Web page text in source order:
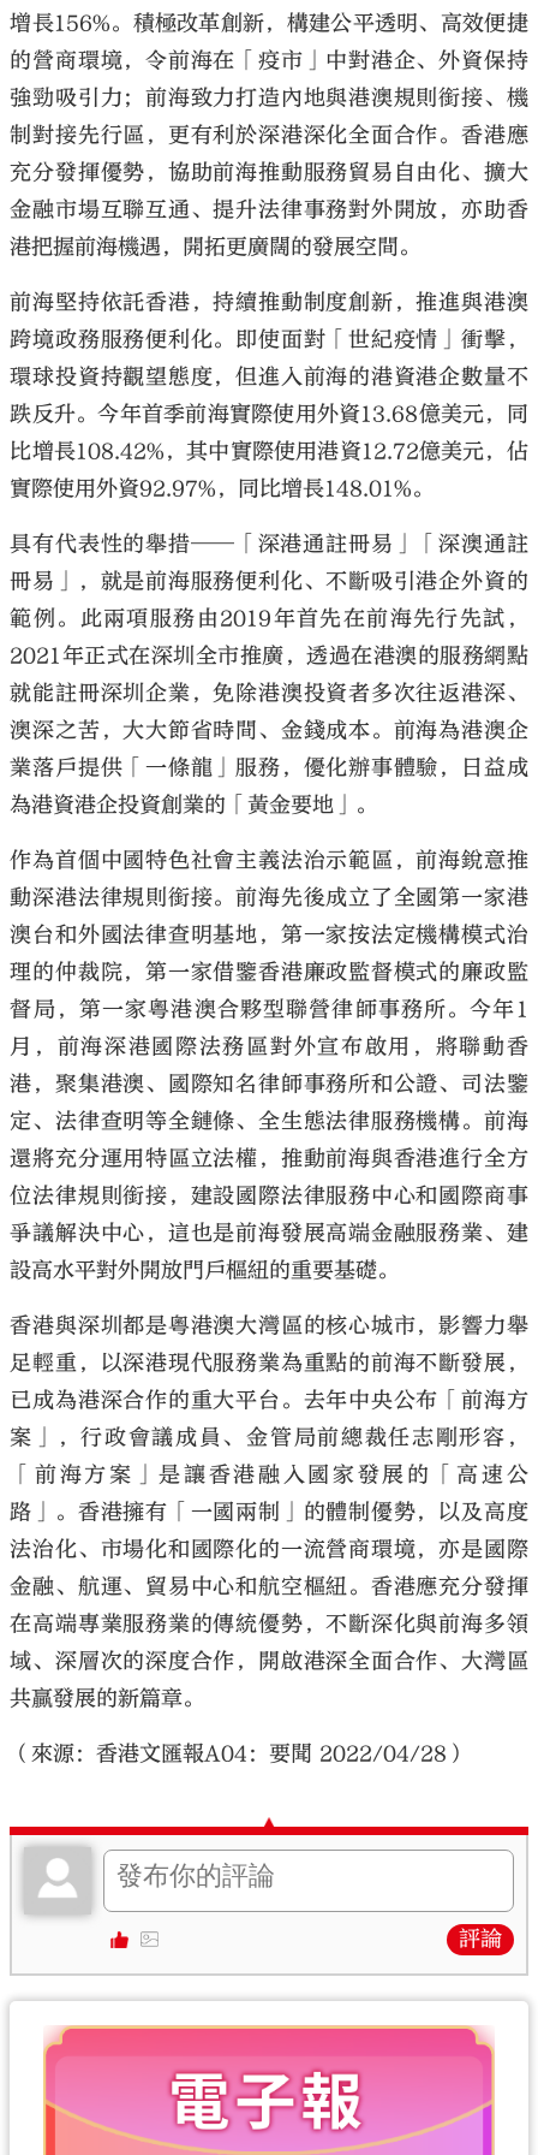
增長156%。積極改革創新，構建公平透明、高效便捷
的營商環境，令前海在「疫市」中對港企、外資保持
強勁吸引力；前海致力打造內地與港澳規則銜接、機
制對接先行區，更有利於深港深化全面合作。香港應
充分發揮優勢，協助前海推動服務貿易自由化、擴大
金融市場互聯互通、提升法律事務對外開放，亦助香
港把握前海機遇，開拓更廣闊的發展空間。
前海堅持依託香港，持續推動制度創新，推進與港澳
跨境政務服務便利化。即使面對「世紀疫情」衝擊，
環球投資持觀望態度，但進入前海的港資港企數量不
跌反升。今年首季前海實際使用外資13.68億美元，同
比增長108.42%，其中實際使用港資12.72億美元，佔
實際使用外資92.97%，同比增長148.01%。
具有代表性的舉措──「深港通註冊易」「深澳通註
冊易」，就是前海服務便利化、不斷吸引港企外資的
範例。此兩項服務由2019年首先在前海先行先試，
2021年正式在深圳全市推廣，透過在港澳的服務網點
就能註冊深圳企業，免除港澳投資者多次往返港深、
澳深之苦，大大節省時間、金錢成本。前海為港澳企
業落戶提供「一條龍」服務，優化辦事體驗，日益成
為港資港企投資創業的「黃金要地」。
作為首個中國特色社會主義法治示範區，前海銳意推
動深港法律規則銜接。前海先後成立了全國第一家港
澳台和外國法律查明基地，第一家按法定機構模式治
理的仲裁院，第一家借鑒香港廉政監督模式的廉政監
督局，第一家粵港澳合夥型聯營律師事務所。今年1
月，前海深港國際法務區對外宣布啟用，將聯動香
港，聚集港澳、國際知名律師事務所和公證、司法鑒
定、法律查明等全鏈條、全生態法律服務機構。前海
還將充分運用特區立法權，推動前海與香港進行全方
位法律規則銜接，建設國際法律服務中心和國際商事
爭議解決中心，這也是前海發展高端金融服務業、建
設高水平對外開放門戶樞紐的重要基礎。
香港與深圳都是粵港澳大灣區的核心城市，影響力舉
足輕重，以深港現代服務業為重點的前海不斷發展，
已成為港深合作的重大平台。去年中央公布「前海方
案」，行政會議成員、金管局前總裁任志剛形容，
「前海方案」是讓香港融入國家發展的「高速公
路」。香港擁有「一國兩制」的體制優勢，以及高度
法治化、市場化和國際化的一流營商環境，亦是國際
金融、航運、貿易中心和航空樞紐。香港應充分發揮
在高端專業服務業的傳統優勢，不斷深化與前海多領
域、深層次的深度合作，開啟港深全面合作、大灣區
共贏發展的新篇章。
（來源：香港文匯報A04：要聞 2022/04/28）
評論